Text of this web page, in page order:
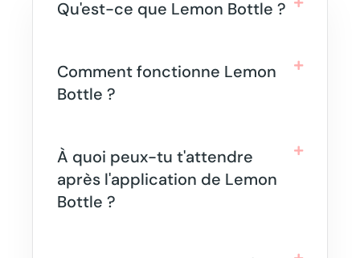
Qu'est-ce que Lemon Bottle ?
Comment fonctionne Lemon
Bottle ?
À quoi peux-tu t'attendre
après l'application de Lemon
Bottle ?